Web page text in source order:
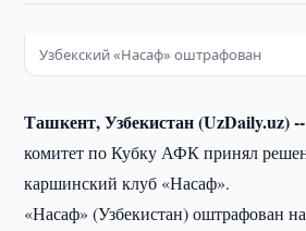
Узбекский «Насаф» оштрафован
Ташкент, Узбекистан (UzDaily.uz) --
комитет по Кубку АФК принял
каршинский клуб «Насаф».
«Насаф» (Узбекистан) оштрафован